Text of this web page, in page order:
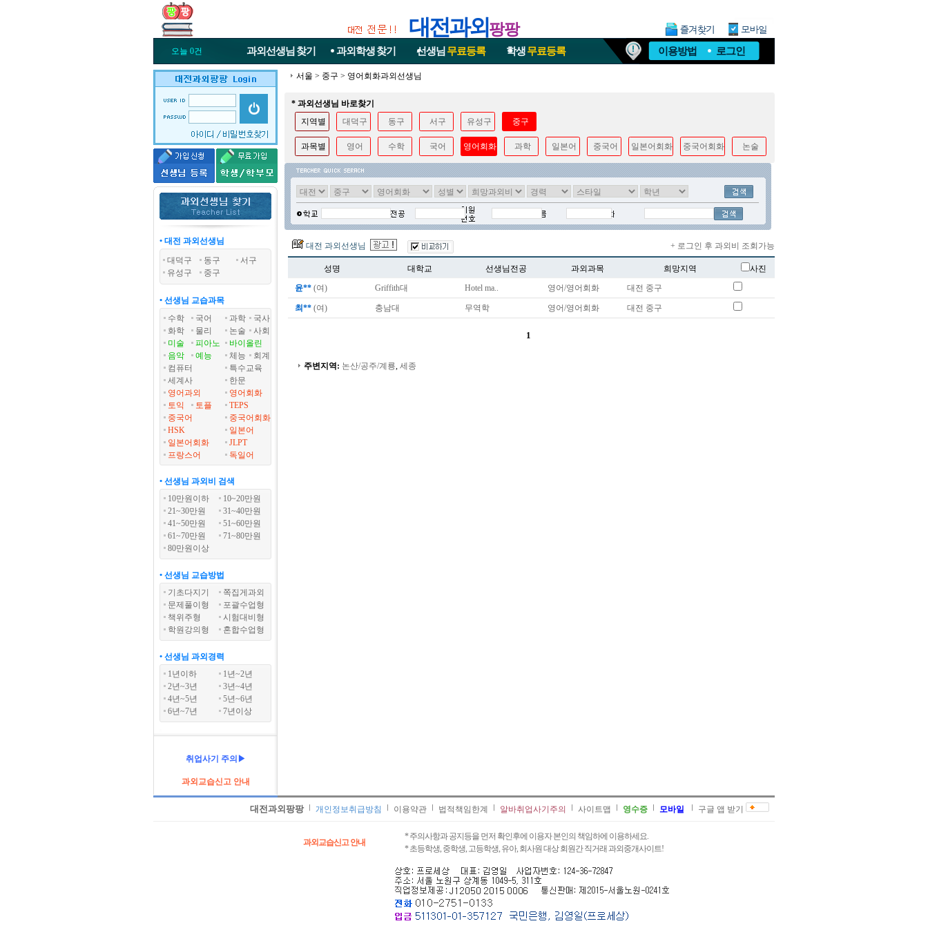
대전과외팡팡
오늘 0건 과외선생님 찾기 과외학생찾기 선생님 무료등록 학생무료등록 이용방법 로그인
• 대전 과외선생님
대덕구
동구
서구
유성구
중구
• 선생님 교습과목
수학
국어 과학
국사
화학
물리 논술
사회
미술
피아노
바이올린
음악
예능 체능
회계
컴퓨터
특수교육
세계사
한문
영어과외
영어회화
토익
토플
TEPS
중국어
중국어회화
HSK
일본어
일본어회화
JLPT
프랑스어
독일어
• 선생님 과외비 검색
10만원이하
10~20만원
21~30만원
31~40만원
41~50만원
51~60만원
61~70만원
71~80만원
80만원이상
• 선생님 교습방법
기초다지기
쪽집게과외
문제풀이형
포괄수업형
책위주형
시험대비형
학원강의형
혼합수업형
• 선생님 과외경력
1년이하
1년~2년
2년~3년
3년~4년
4년~5년
5년~6년
6년~7년
7년이상
취업사기 주의▶
과외교습신고 안내
서울 > 중구 > 영어회화과외선생님
* 과외선생님 바로찾기
지역별
대덕구 동구 서구 유성구 중구
과목별 영어 수학 국어 영어회화 과학 일본어 중국어 일본어회화 중국어회화 논술
대전 과외선생님 + 로그인 후 과외비 조회가능
성명 대학교 선생님전공 과외과목 희망지역
사진
윤** (여) Griffith대 Hotel ma.. 영어/영어회화 대전 중구
최** (여) 충남대 무역학 영어/영어회화 대전 중구
1
주변지역: 논산/공주/계룡, 세종
대전과외팡팡 개인정보취급방침 이용약관 법적책임한계 알바취업사기주의 사이트맵 영수증 모바일 구글 앱 받기
과외교습신고 안내
* 주의사항과 공지등을 먼저 확인후에 이용자 본인의 책임하에 이용하세요.
* 초등학생, 중학생, 고등학생, 유아, 회사원 대상 회원간 직거래 과외중개사이트!